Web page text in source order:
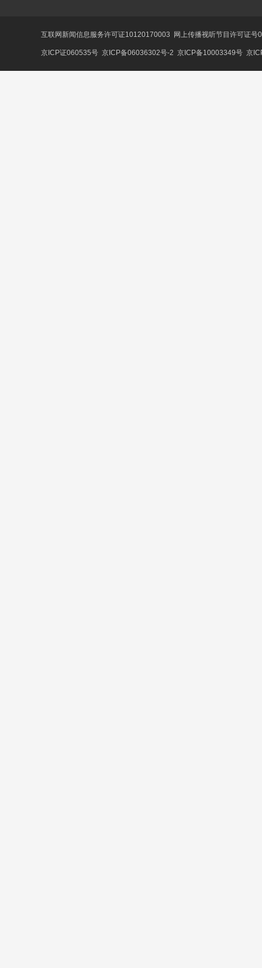
互联网新闻信息服务许可证10120170003 网上传播视听节目许可证
京ICP证060535号 京ICP备06036302号-2 京ICP备10003349号 京